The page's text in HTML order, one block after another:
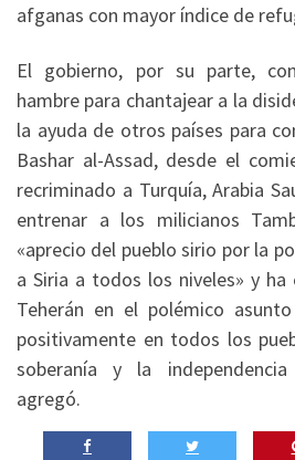
afganas con mayor índice de
El gobierno, por su parte,
hambre para chantajear a la
la ayuda de otros países para
Bashar al-Assad, desde el
recriminado a Turquía, Arabia
entrenar a los milicianos
«aprecio del pueblo sirio por la
a Siria a todos los niveles» y
Teherán en el polémico
positivamente en todos los
soberanía y la
agregó.